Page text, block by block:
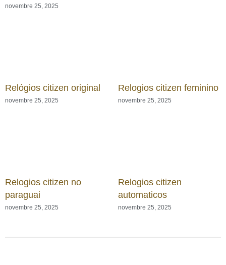
novembre 25, 2025
Relógios citizen original
novembre 25, 2025
Relogios citizen feminino
novembre 25, 2025
Relogios citizen no
paraguai
novembre 25, 2025
Relogios citizen
automaticos
novembre 25, 2025